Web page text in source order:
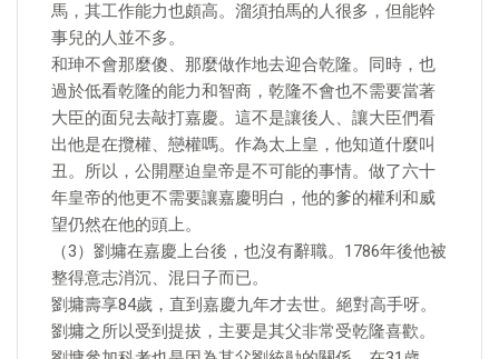
馬，其工作能力也頗高。溜須拍馬的人很多，但能幹
事兒的人並不多。
和珅不會那麼傻、那麼做作地去迎合乾隆。同時，也
過於低看乾隆的能力和智商，乾隆不會也不需要當著
大臣的面兒去敲打嘉慶。這不是讓後人、讓大臣們看
出他是在攬權、戀權嗎。作為太上皇，他知道什麼叫
丑。所以，公開壓迫皇帝是不可能的事情。做了六十
年皇帝的他更不需要讓嘉慶明白，他的爹的權利和威
望仍然在他的頭上。
（3）劉墉在嘉慶上台後，也沒有辭職。1786年後他被
整得意志消沉、混日子而已。
劉墉壽享84歲，直到嘉慶九年才去世。絕對高手呀。
劉墉之所以受到提拔，主要是其父非常受乾隆喜歡。